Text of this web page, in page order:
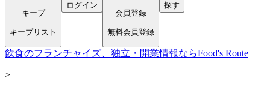
キープ
キープリスト
ログイン
会員登録
無料会員登録
探す
飲食のフランチャイズ、独立・開業情報ならFood's Route
>